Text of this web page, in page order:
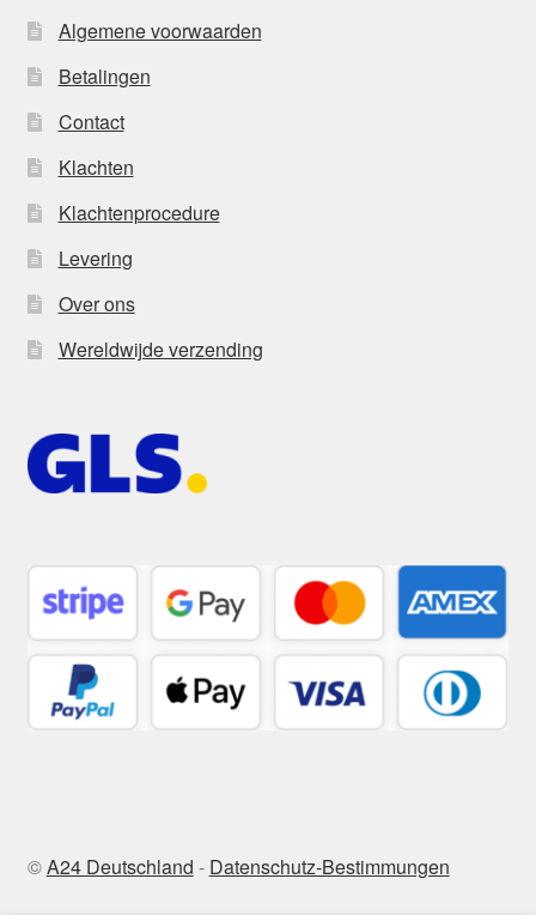
Algemene voorwaarden
Betalingen
Contact
Klachten
Klachtenprocedure
Levering
Over ons
Wereldwijde verzending
©A24 Deutschland - Datenschutz-Bestimmungen